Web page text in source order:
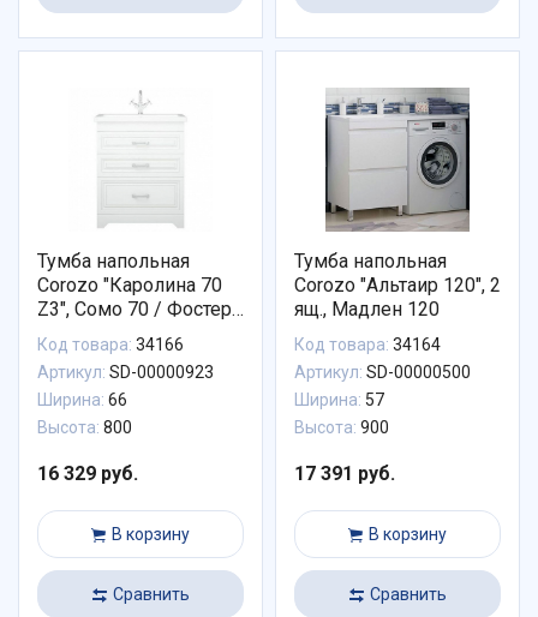
Тумба напольная
Corozo "Каролина 70
Z3", Сомо 70 / Фостер
70
Код товара: 34166
Артикул: SD-00000923
Ширина: 66
Высота: 800
16 329 руб.
В корзину
Сравнить
Тумба напольная
Corozo "Альтаир 120", 2
ящ., Мадлен 120
Код товара: 34164
Артикул: SD-00000500
Ширина: 57
Высота: 900
17 391 руб.
В корзину
Сравнить